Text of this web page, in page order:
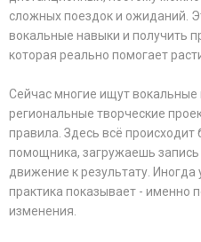
сложных поездок и ожиданий.
вокальные навыки и получить
которая реально помогает
Сейчас многие ищут вокальные
региональные творческие
правила. Здесь всё
помощника, загружаешь
движение к результату. Иногда
практика показывает - именно
изменения.